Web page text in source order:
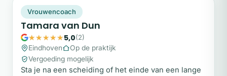
Plek beschikbaar
Vrouwencoach
Tamara van Dun
5,0(2)
Eindhoven
Op de praktijk
Vergoeding mogelijk
Sta je na een scheiding of het einde van een lange